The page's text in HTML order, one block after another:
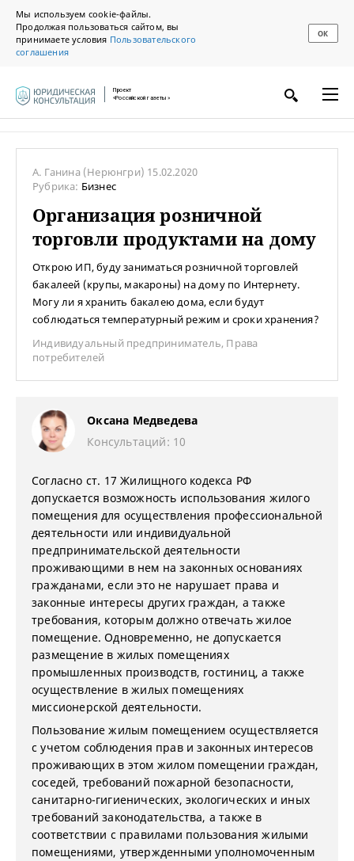
Мы используем cookie-файлы.
Продолжая пользоваться сайтом, вы
принимаете условия Пользовательского
соглашения
ОК
Проект
«Российской газеты»
А. Ганина (Нерюнгри) 15.02.2020
Рубрика: Бизнес
Организация розничной
торговли продуктами на дому
Открою ИП, буду заниматься розничной торговлей
бакалеей (крупы, макароны) на дому по Интернету.
Могу ли я хранить бакалею дома, если будут
соблюдаться температурный режим и сроки хранения?
Индивидуальный предприниматель, Права
потребителей
Оксана Медведева
Консультаций: 10
Согласно ст. 17 Жилищного кодекса РФ
допускается возможность использования жилого
помещения для осуществления профессиональной
деятельности или индивидуальной
предпринимательской деятельности
проживающими в нем на законных основаниях
гражданами, если это не нарушает права и
законные интересы других граждан, а также
требования, которым должно отвечать жилое
помещение. Одновременно, не допускается
размещение в жилых помещениях
промышленных производств, гостиниц, а также
осуществление в жилых помещениях
миссионерской деятельности.
Пользование жилым помещением осуществляется
с учетом соблюдения прав и законных интересов
проживающих в этом жилом помещении граждан,
соседей, требований пожарной безопасности,
санитарно-гигиенических, экологических и иных
требований законодательства, а также в
соответствии с правилами пользования жилыми
помещениями, утвержденными уполномоченным